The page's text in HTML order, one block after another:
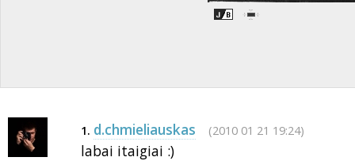
1. d.chmieliauskas (2010 01 21 19:24)
labai itaigiai :)